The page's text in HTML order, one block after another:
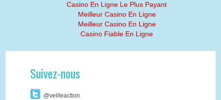
Casino En Ligne Le Plus Payant
Meilleur Casino En Ligne
Meilleur Casino En Ligne
Casino Fiable En Ligne
Suivez-nous
@veilleaction